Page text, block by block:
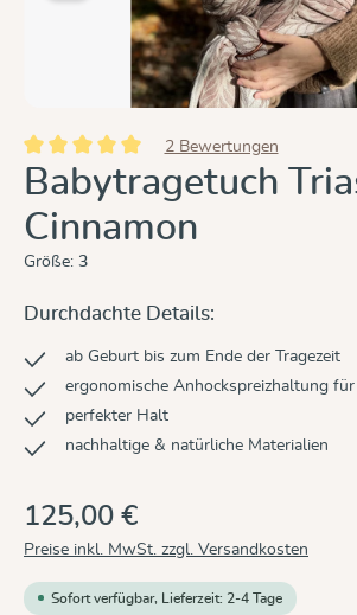
Durchschnittliche Bewertung von 5 von 5
2 Bewertungen
Babytragetuch
Cinnamon
Größe: 3
Durchdachte Details:
ab Geburt bis zum Ende der Tragezeit
ergonomische Anhockspreizhaltung
perfekter Halt
nachhaltige & natürliche Materialien
125,00 €
Preise inkl. MwSt. zzgl. Versandkosten
Sofort verfügbar, Lieferzeit: 2-4 Tage